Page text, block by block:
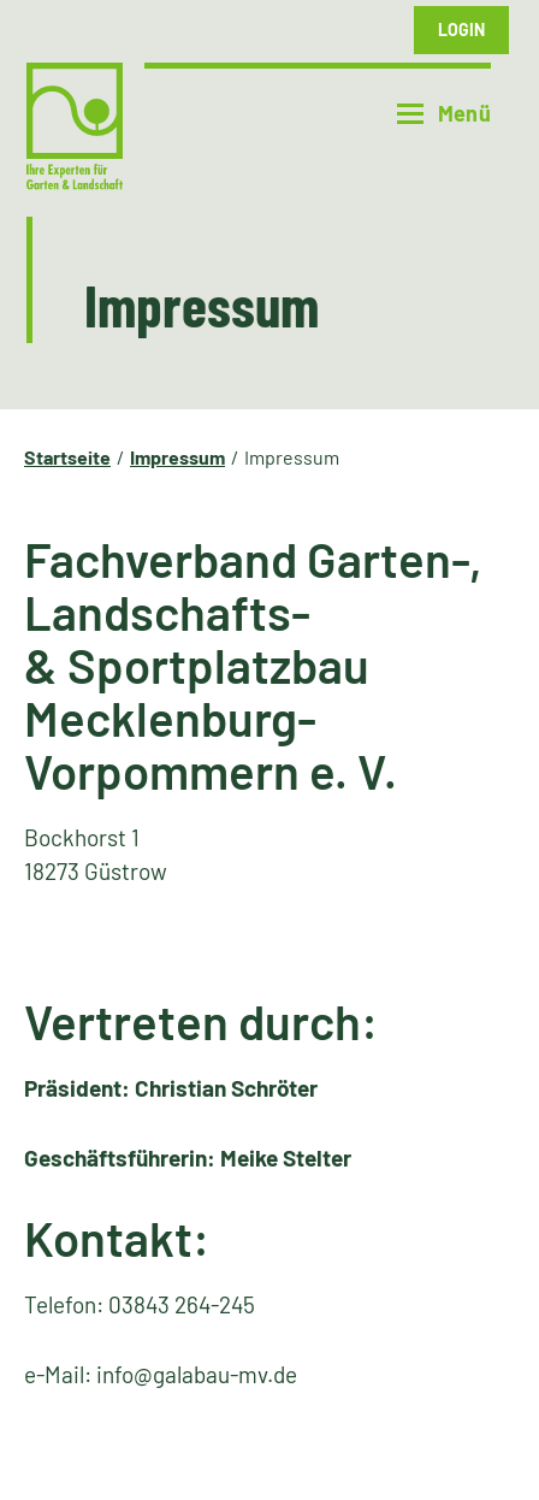
LOGIN
Impressum
Startseite Impressum Impressum
Fachverband Garten-,
Landschafts-
& Sportplatzbau
Mecklenburg-
Vorpommern e. V.
Bockhorst 1
18273 Güstrow
Vertreten durch:
Präsident: Christian Schröter
Geschäftsführerin: Meike Stelter
Kontakt:
Telefon: 03843 264-245
e-Mail: info@galabau-mv.de